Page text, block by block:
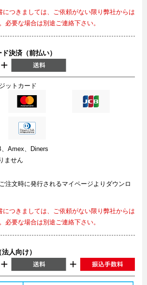
につきましては、ご依頼がない限り弊社からは
必要な場合は別途ご連絡下さい。
決済（前払い）
ットカード
Amex、Diners
ません
注文時に発行されるマイページよりダウンロ
につきましては、ご依頼がない限り弊社からは
必要な場合は別途ご連絡下さい。
人向け）